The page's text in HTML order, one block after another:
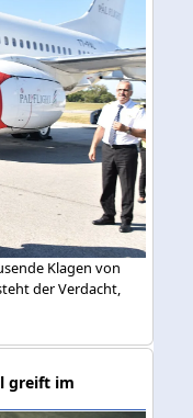
Klagen von
der Verdacht,
greift im